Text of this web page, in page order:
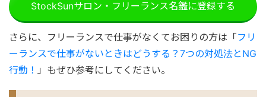
StockSunサロン・フリーランス名鑑に登録する
さらに、フリーランスで仕事がなくてお困りの方は「フリ
ーランスで仕事がないときはどうする？7つの対処法とNG
行動！ 」もぜひ参考にしてください。